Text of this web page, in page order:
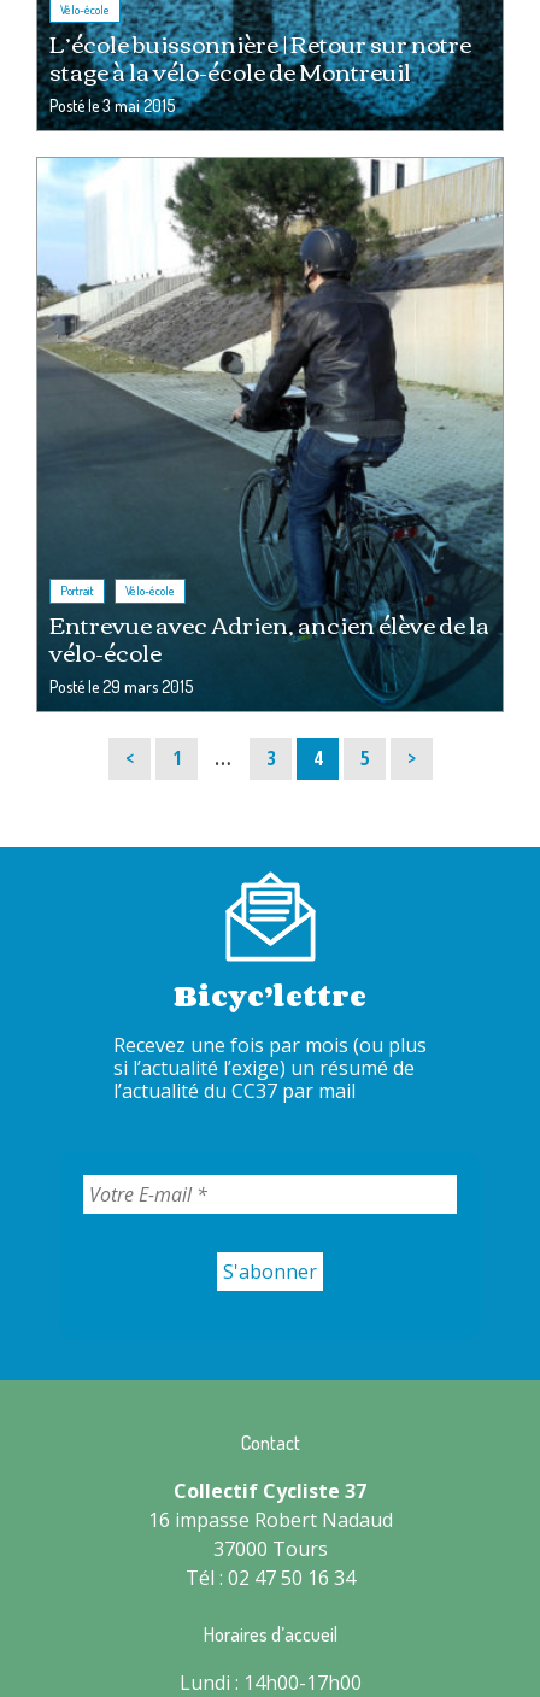
Vélo-école
L’école buissonnière | Retour sur notre
stage à la vélo-école de Montreuil
Posté le3 mai 2015
Portrait Vélo-école
Entrevue avec Adrien, ancien élève de la
vélo-école
Posté le29 mars 2015
< Page
1 … Page
3 Page
4 Page
5 >
Bicyc’lettre
Recevez une fois par mois (ou plus
si l’actualité l’exige) un résumé de
l’actualité du CC37 par mail
Contact
Collectif Cycliste 37
16 impasse Robert Nadaud
37000 Tours
Tél : 02 47 50 16 34
Horaires d’accueil
Lundi : 14h00-17h00